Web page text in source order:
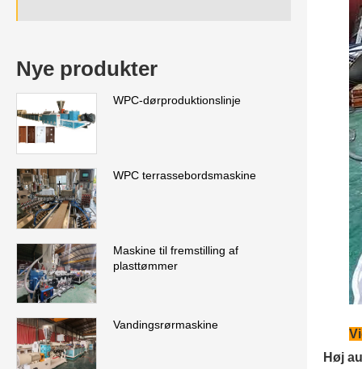
Nye produkter
WPC-dørproduktionslinje
WPC terrassebordsmaskine
Maskine til fremstilling af
plasttømmer
Vandingsrørmaskine
Høj